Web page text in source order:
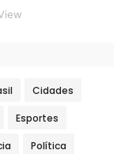
Cidades
Esportes
Política